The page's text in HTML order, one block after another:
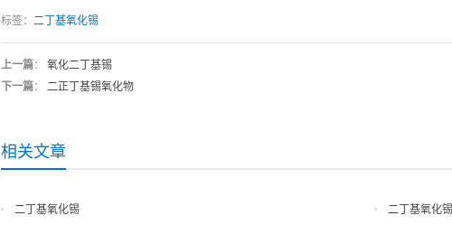
标签： 二丁基氧化锡
上一篇： 氧化二丁基锡
下一篇： 二正丁基锡氧化物
相关文章
二丁基氧化锡
二丁基氧化锡